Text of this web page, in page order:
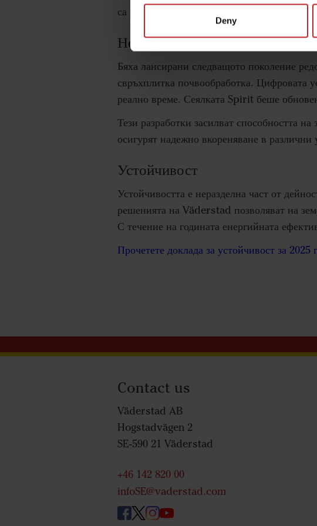
Deny
са по-предизвикателни.
Непрекъснато развитие на
Бяха лансирани следващото поколение
свръхплитка почвообработка. Цифровата
реално време. Сеялката Spirit беше
Тези разработки засилват способността
осигурят надежно вкореняване в различни
Устойчивост
Устойчивостта е неразделна част от
решенията на Väderstad позволяват на
С течение на годината енергийната
Прочетете доклада за устойчивост за 2025
Contact us
Väderstad AB
Hogstadvägen 2
SE-590 21 Väderstad
+46 142 820 00
infoSE@vaderstad.com